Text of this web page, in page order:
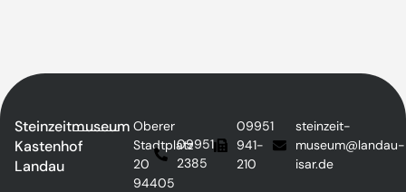
Steinzeitmuseum
Kastenhof
Landau
Oberer
Stadtplatz
20
94405
09951
2385
09951
941-
210
steinzeit-
museum@landau-
isar.de